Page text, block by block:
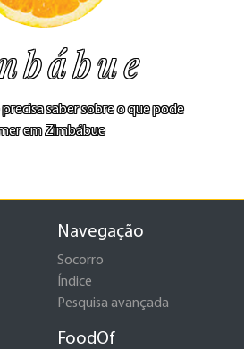
saber sobre o que pode
em Zimbábue
Navegação
Socorro
Índice
Pesquisa avançada
FoodOf